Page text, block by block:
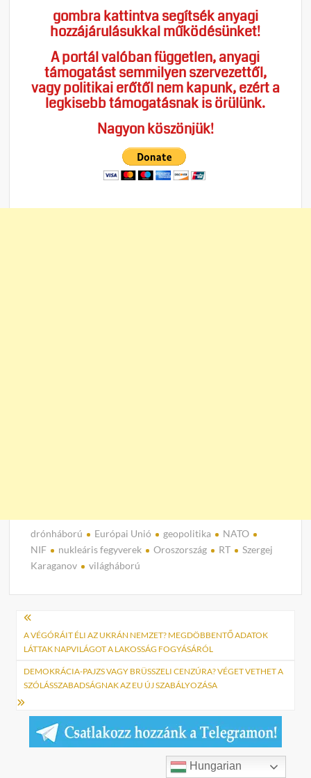
gombra kattintva segítsék anyagi
hozzájárulásukkal működésünket!
A portál valóban független, anyagi
támogatást semmilyen szervezettől,
vagy politikai erőtől nem kapunk, ezért a
legkisebb támogatásnak is örülünk.
Nagyon köszönjük!
drónháború Európai Unió geopolitika
NATO
NIF
nukleáris fegyverek Oroszország RT
Szergej
Karaganov
világháború
Bejegyzés
navigáció
A VÉGÓRÁIT ÉLI AZ UKRÁN NEMZET? MEGDÖBBENTŐ ADATOK
LÁTTAK NAPVILÁGOT A LAKOSSÁG FOGYÁSÁRÓL
DEMOKRÁCIA-PAJZS VAGY BRÜSSZELI CENZÚRA? VÉGET VETHET A
SZÓLÁSSZABADSÁGNAK AZ EU ÚJ SZABÁLYOZÁSA
Hungarian